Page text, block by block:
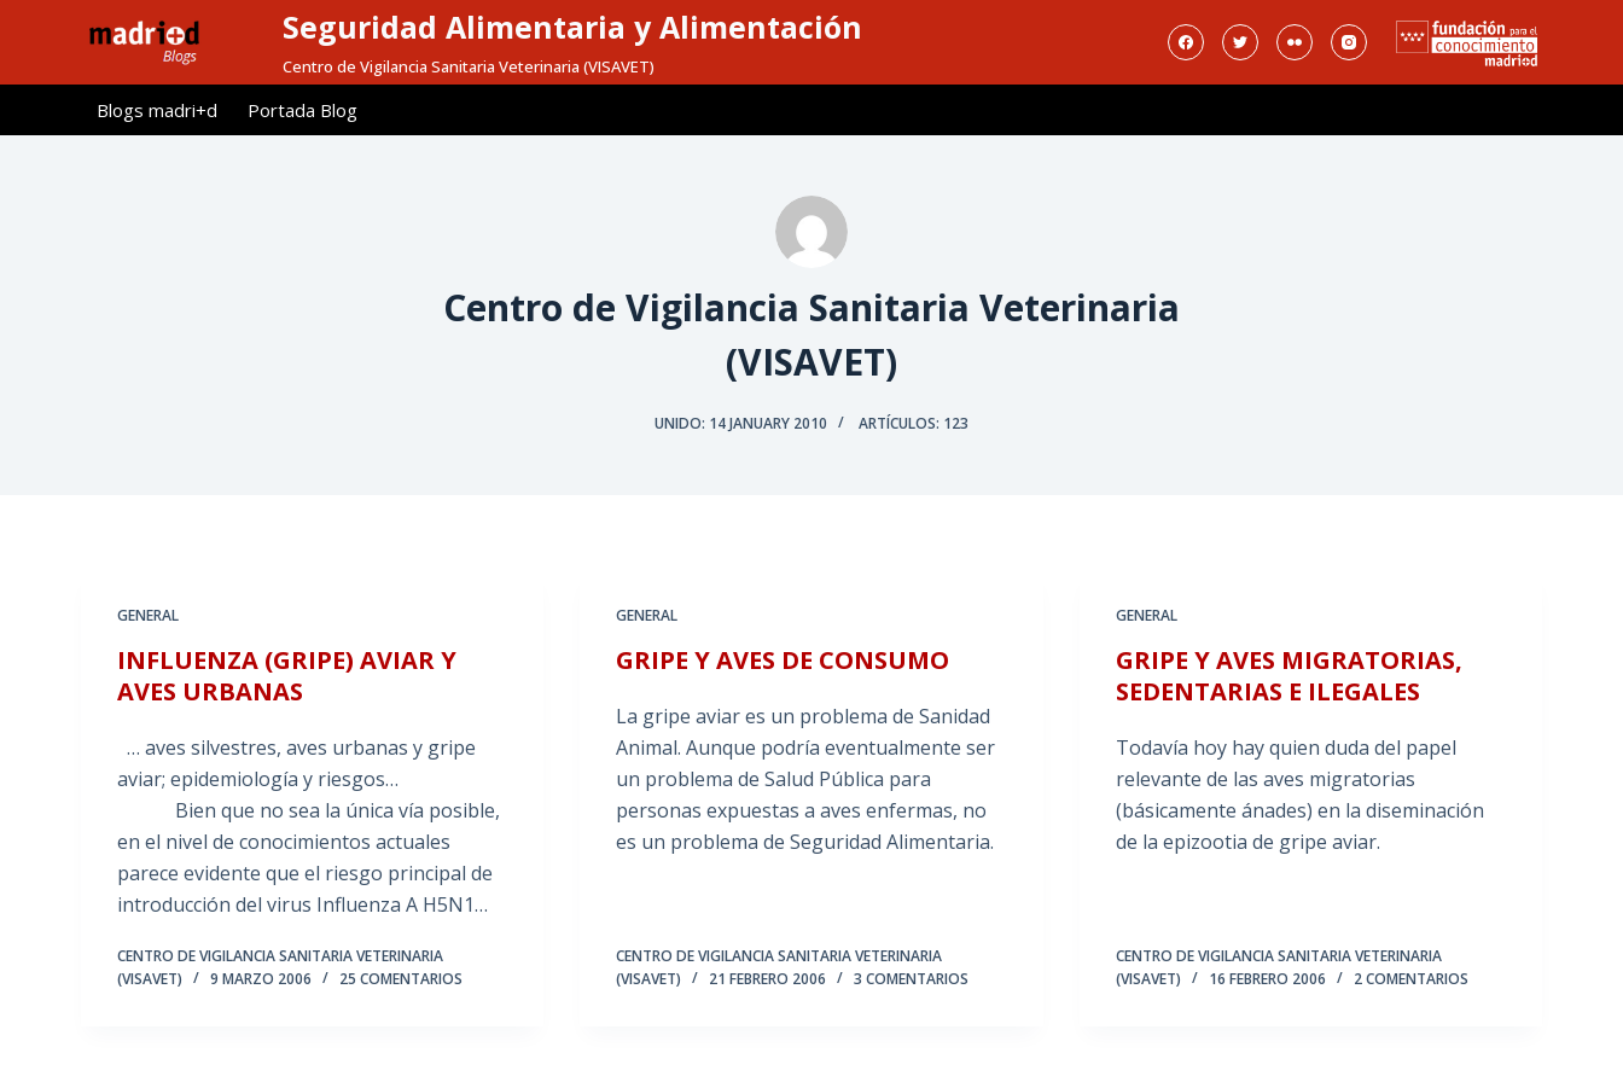
l
Seguridad Alimentaria y Alimentación
Centro de Vigilancia Sanitaria Veterinaria (VISAVET)
Blogs madri+d Portada Blog
Centro de Vigilancia Sanitaria Veterinaria
(VISAVET)
UNIDO: 14 JANUARY 2010 ARTÍCULOS: 123
GENERAL
INFLUENZA (GRIPE) AVIAR Y
AVES URBANAS
… aves silvestres, aves urbanas y gripe
aviar; epidemiología y riesgos…
Bien que no sea la única vía posible,
en el nivel de conocimientos actuales
parece evidente que el riesgo principal de
introducción del virus Influenza A H5N1…
CENTRO DE VIGILANCIA SANITARIA VETERINARIA
(VISAVET)
9 MARZO 2006 25 COMENTARIOS
GENERAL
GRIPE Y AVES DE CONSUMO
La gripe aviar es un problema de Sanidad
Animal. Aunque podría eventualmente ser
un problema de Salud Pública para
personas expuestas a aves enfermas, no
es un problema de Seguridad Alimentaria.
CENTRO DE VIGILANCIA SANITARIA VETERINARIA
(VISAVET)
21 FEBRERO 2006 3 COMENTARIOS
GENERAL
GRIPE Y AVES MIGRATORIAS,
SEDENTARIAS E ILEGALES
Todavía hoy hay quien duda del papel
relevante de las aves migratorias
(básicamente ánades) en la diseminación
de la epizootia de gripe aviar.
CENTRO DE VIGILANCIA SANITARIA VETERINARIA
(VISAVET)
16 FEBRERO 2006 2 COMENTARIOS